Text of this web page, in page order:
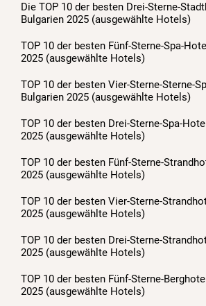
Die TOP 10 der besten Drei-Sterne-
Bulgarien 2025 (ausgewählte Hotels)
TOP 10 der besten Fünf-Sterne-Spa-
2025 (ausgewählte Hotels)
TOP 10 der besten Vier-Sterne-Sterne-
Bulgarien 2025 (ausgewählte Hotels)
TOP 10 der besten Drei-Sterne-Spa-
2025 (ausgewählte Hotels)
TOP 10 der besten Fünf-Sterne-
2025 (ausgewählte Hotels)
TOP 10 der besten Vier-Sterne-
2025 (ausgewählte Hotels)
TOP 10 der besten Drei-Sterne-
2025 (ausgewählte Hotels)
TOP 10 der besten Fünf-Sterne-
2025 (ausgewählte Hotels)